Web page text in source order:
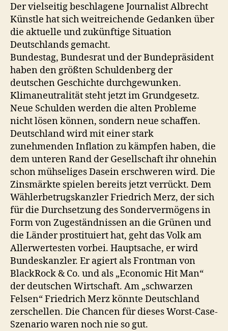
Der vielseitig beschlagene Journalist Albrecht
Künstle hat sich weitreichende Gedanken über
die aktuelle und zukünftige Situation
Deutschlands gemacht.
Bundestag, Bundesrat und der Bundepräsident
haben den größten Schuldenberg der
deutschen Geschichte durchgewunken.
Klimaneutralität steht jetzt im Grundgesetz.
Neue Schulden werden die alten Probleme
nicht lösen können, sondern neue schaffen.
Deutschland wird mit einer stark
zunehmenden Inflation zu kämpfen haben, die
dem unteren Rand der Gesellschaft ihr ohnehin
schon mühseliges Dasein erschweren wird. Die
Zinsmärkte spielen bereits jetzt verrückt. Dem
Wählerbetrugskanzler Friedrich Merz, der sich
für die Durchsetzung des Sondervermögens in
Form von Zugeständnissen an die Grünen und
die Länder prostituiert hat, geht das Volk am
Allerwertesten vorbei. Hauptsache, er wird
Bundeskanzler. Er agiert als Frontman von
BlackRock & Co. und als „Economic Hit Man“
der deutschen Wirtschaft. Am „schwarzen
Felsen“ Friedrich Merz könnte Deutschland
zerschellen. Die Chancen für dieses Worst-Case-
Szenario waren noch nie so gut.